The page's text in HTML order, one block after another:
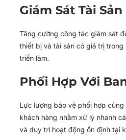
Giám Sát Tài
Tăng cường công tác giám sát
thiết bị và tài sản có giá trị trong
triển lãm.
Phối Hợp Với
Lực lượng bảo vệ phối hợp
khách hàng nhằm xử lý nhanh
và duy trì hoạt động ổn định tại